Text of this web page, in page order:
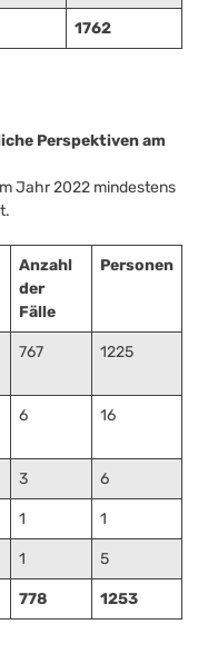
1762
Perspektiven am
Jahr 2022 mindestens
Anzahl
der
Fälle
Personen
767 1225
6 16
3 6
1 1
1 5
778 1253